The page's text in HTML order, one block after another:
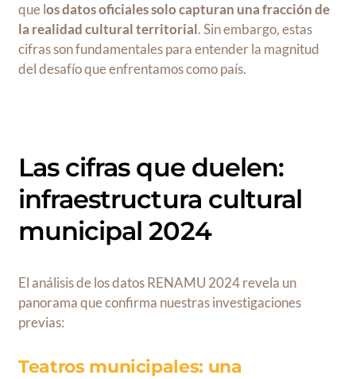
que los datos oficiales solo capturan una fracción de
la realidad cultural territorial. Sin embargo, estas
cifras son fundamentales para entender la magnitud
del desafío que enfrentamos como país.
Las cifras que duelen:
infraestructura cultural
municipal 2024
El análisis de los datos RENAMU 2024 revela un
panorama que confirma nuestras investigaciones
previas:
Teatros municipales: una